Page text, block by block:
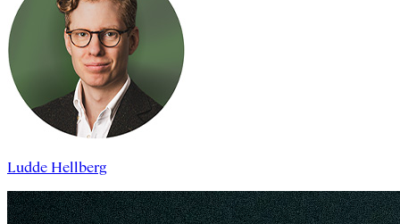
Ludde Hellberg